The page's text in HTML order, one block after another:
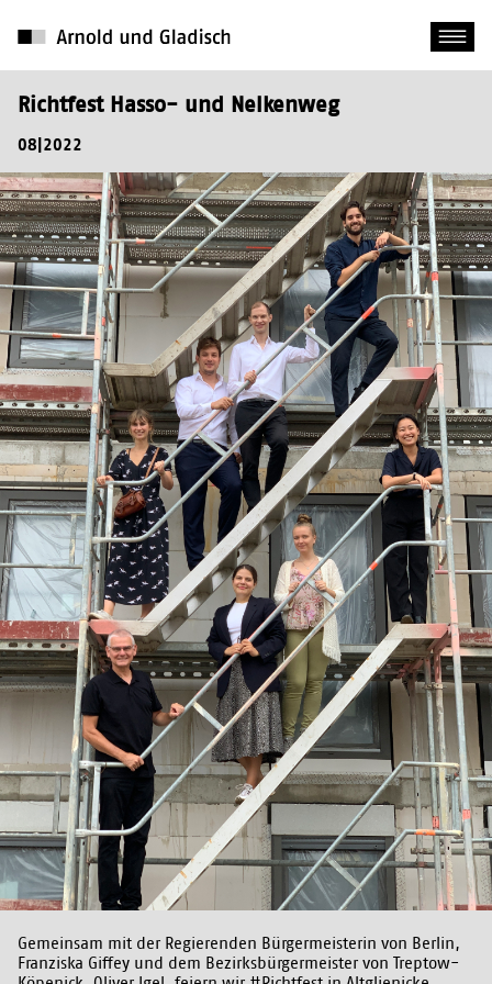
Richtfest Hasso- und Nelkenweg
08|2022
Gemeinsam mit der Regierenden Bürgermeisterin von Berlin,
Franziska Giffey und dem Bezirksbürgermeister von Treptow-